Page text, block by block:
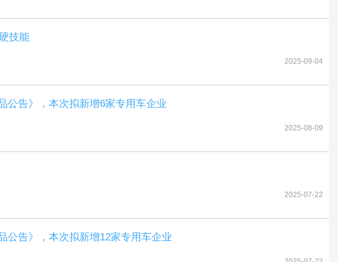
技能
2025-09-04
公告》，本次拟新增6家专用车企业
2025-08-09
2025-07-22
公告》，本次拟新增12家专用车企业